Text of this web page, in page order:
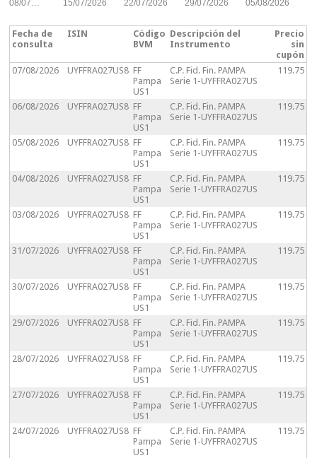
08/07… 15/07/2026 22/07/2026 29/07/2026 05/08/2026
Fecha de
consulta
ISIN
Código
BVM
Descripción del
Instrumento
Precio
sin
cupón
07/08/2026
UYFFRA027US8 FF
Pampa
US1
C.P. Fid. Fin. PAMPA
Serie 1-UYFFRA027US
119.75
06/08/2026 UYFFRA027US8 FF
Pampa
US1
C.P. Fid. Fin. PAMPA
Serie 1-UYFFRA027US
119.75
05/08/2026 UYFFRA027US8 FF
Pampa
US1
C.P. Fid. Fin. PAMPA
Serie 1-UYFFRA027US
119.75
04/08/2026 UYFFRA027US8 FF
Pampa
US1
C.P. Fid. Fin. PAMPA
Serie 1-UYFFRA027US
119.75
03/08/2026 UYFFRA027US8 FF
Pampa
US1
C.P. Fid. Fin. PAMPA
Serie 1-UYFFRA027US
119.75
31/07/2026 UYFFRA027US8 FF
Pampa
US1
C.P. Fid. Fin. PAMPA
Serie 1-UYFFRA027US
119.75
30/07/2026 UYFFRA027US8 FF
Pampa
US1
C.P. Fid. Fin. PAMPA
Serie 1-UYFFRA027US
119.75
29/07/2026 UYFFRA027US8 FF
Pampa
US1
C.P. Fid. Fin. PAMPA
Serie 1-UYFFRA027US
119.75
28/07/2026 UYFFRA027US8 FF
Pampa
US1
C.P. Fid. Fin. PAMPA
Serie 1-UYFFRA027US
119.75
27/07/2026 UYFFRA027US8 FF
Pampa
US1
C.P. Fid. Fin. PAMPA
Serie 1-UYFFRA027US
119.75
24/07/2026 UYFFRA027US8 FF
Pampa
US1
C.P. Fid. Fin. PAMPA
Serie 1-UYFFRA027US
119.75